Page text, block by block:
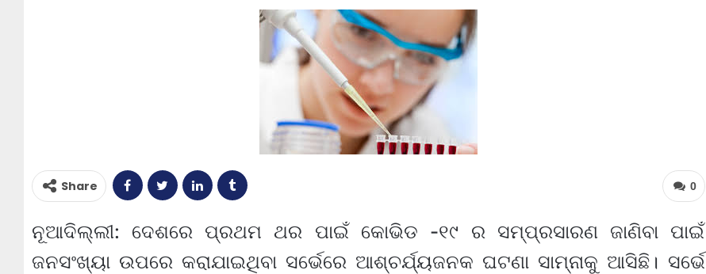
0
Share
ନୂଆଦିଲ୍ଲୀ: ଦେଶରେ ପ୍ରଥମ ଥର ପାଇଁ କୋଭିଡ -୧୯ ର ସମ୍ପ୍ରସାରଣ ଜାଣିବା ପାଇଁ
ଜନସଂଖ୍ୟା ଉପରେ କରାଯାଇଥିବା ସର୍ଭେରେ ଆଶ୍ଚର୍ଯ୍ୟଜନକ ଘଟଣା ସାମ୍ନାକୁ ଆସିଛି। ସର୍ଭେ